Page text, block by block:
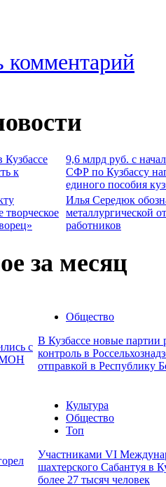
комментарий
Кузбассе
к
9,6 млрд руб. с
СФР по Кузбассу
единого пособия
творческое
Илья Середюк
металлургической
работников
за месяц
с
Общество
В Кузбассе новые партии
контроль в
отправкой в Республику
Культура
Общество
Топ
Участниками VI
шахтерского Сабантуя в
более 27 тысяч человек